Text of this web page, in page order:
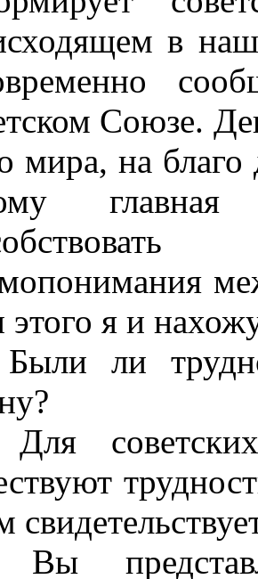
в
Союзе.
мира, на
этого я и
Были ли
Для
Вы